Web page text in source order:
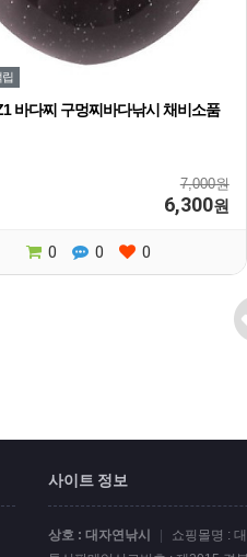
립
바다찌 구멍찌바다낚시 채비소품
7,000원
6,300원
0 0 0
사이트 정보
상호 : 대자연낚시 | 쇼핑몰명 :